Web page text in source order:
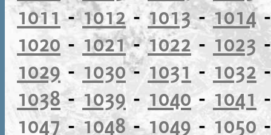
1011-1012-1013-1014
1020 - 1021-1022 - 1023
1029 - 1030-1031 - 1032
1038-1039 - 1040-1041
1047-1048-1049-1050